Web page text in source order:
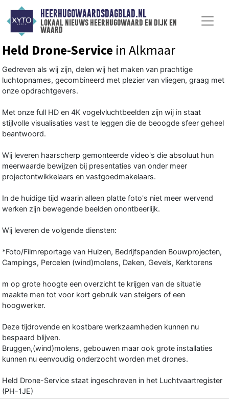
HEERHUGOWAARDSDAGBLAD.NL
lokaal nieuws heerhugowaard en dijk en
waard
Held Drone-Service in Alkmaar
Gedreven als wij zijn, delen wij het maken van prachtige
luchtopnames, gecombineerd met plezier van vliegen, graag met
onze opdrachtgevers.
Met onze full HD en 4K vogelvluchtbeelden zijn wij in staat
stijlvolle visualisaties vast te leggen die de beoogde sfeer geheel
beantwoord.
Wij leveren haarscherp gemonteerde video's die absoluut hun
meerwaarde bewijzen bij presentaties van onder meer
projectontwikkelaars en vastgoedmakelaars.
In de huidige tijd waarin alleen platte foto's niet meer wervend
werken zijn bewegende beelden onontbeerlijk.
Wij leveren de volgende diensten:
*Foto/Filmreportage van Huizen, Bedrijfspanden Bouwprojecten,
Campings, Percelen (wind)molens, Daken, Gevels, Kerktorens
m op grote hoogte een overzicht te krijgen van de situatie
maakte men tot voor kort gebruik van steigers of een
hoogwerker.
Deze tijdrovende en kostbare werkzaamheden kunnen nu
bespaard blijven.
Bruggen,(wind)molens, gebouwen maar ook grote installaties
kunnen nu eenvoudig onderzocht worden met drones.
Held Drone-Service staat ingeschreven in het Luchtvaartregister
(PH-1JE)